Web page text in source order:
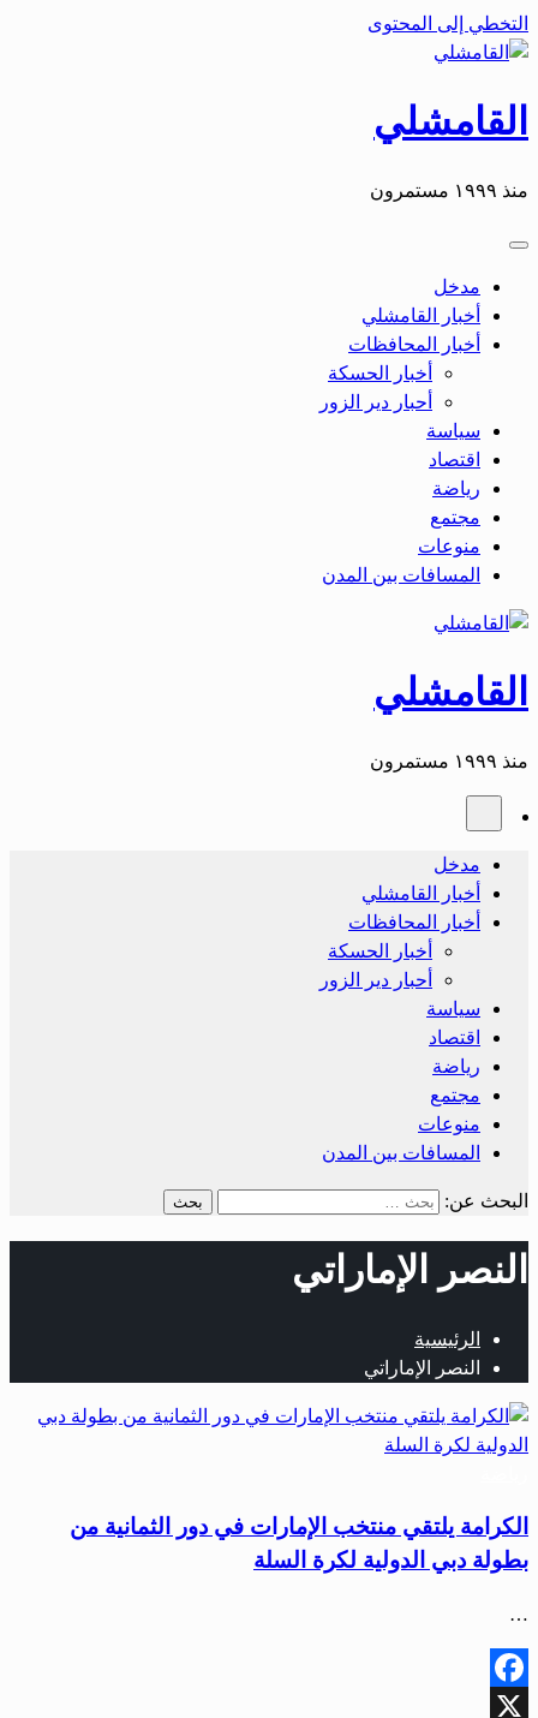
التخطي إلى المحتوى
القامشلي
منذ ١٩٩٩ مستمرون
مدخل
أخبار القامشلي
أخبار المحافظات
أخبار الحسكة
أحبار دير الزور
سياسة
اقتصاد
رياضة
مجتمع
منوعات
المسافات بين المدن
القامشلي
منذ ١٩٩٩ مستمرون
مدخل
أخبار القامشلي
أخبار المحافظات
أخبار الحسكة
أحبار دير الزور
سياسة
اقتصاد
رياضة
مجتمع
منوعات
المسافات بين المدن
البحث عن:
النصر الإماراتي
الرئيسية
النصر الإماراتي
الكرامة يلتقي منتخب الإمارات في دور الثمانية من
بطولة دبي الدولية لكرة السلة
…
Facebook